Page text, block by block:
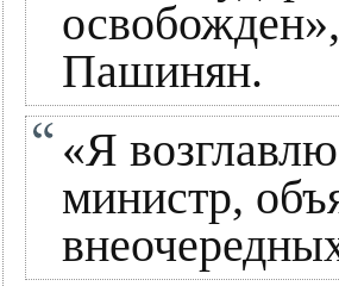
Пашинян.
«Я
министр,